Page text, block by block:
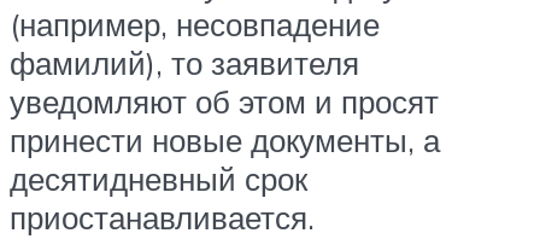
(например, несовпадение
фамилий), то заявителя
уведомляют об этом и просят
принести новые документы, а
десятидневный срок
приостанавливается.